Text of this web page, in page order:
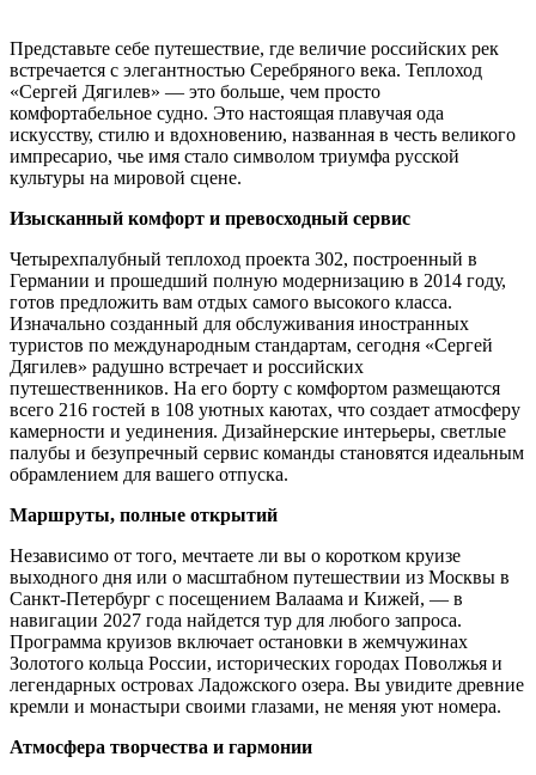
Представьте себе путешествие, где величие российских рек
встречается с элегантностью Серебряного века. Теплоход
«Сергей Дягилев» — это больше, чем просто
комфортабельное судно. Это настоящая плавучая ода
искусству, стилю и вдохновению, названная в честь великого
импресарио, чье имя стало символом триумфа русской
культуры на мировой сцене.
Изысканный комфорт и превосходный сервис
Четырехпалубный теплоход проекта 302, построенный в
Германии и прошедший полную модернизацию в 2014 году,
готов предложить вам отдых самого высокого класса.
Изначально созданный для обслуживания иностранных
туристов по международным стандартам, сегодня «Сергей
Дягилев» радушно встречает и российских
путешественников. На его борту с комфортом размещаются
всего 216 гостей в 108 уютных каютах, что создает атмосферу
камерности и уединения. Дизайнерские интерьеры, светлые
палубы и безупречный сервис команды становятся идеальным
обрамлением для вашего отпуска.
Маршруты, полные открытий
Независимо от того, мечтаете ли вы о коротком круизе
выходного дня или о масштабном путешествии из Москвы в
Санкт-Петербург с посещением Валаама и Кижей, — в
навигации 2027 года найдется тур для любого запроса.
Программа круизов включает остановки в жемчужинах
Золотого кольца России, исторических городах Поволжья и
легендарных островах Ладожского озера. Вы увидите древние
кремли и монастыри своими глазами, не меняя уют номера.
Атмосфера творчества и гармонии